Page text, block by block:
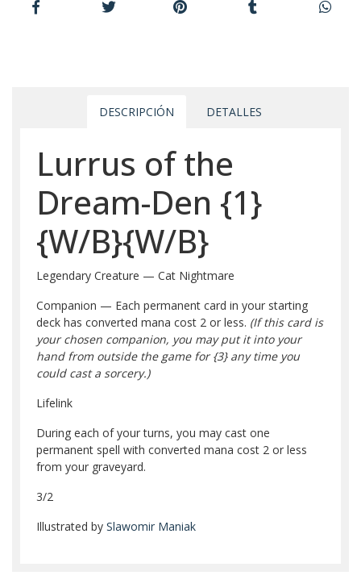
DESCRIPCIÓN DETALLES
Lurrus of the
Dream-Den {1}
{W/B}{W/B}
Legendary Creature — Cat Nightmare
Companion — Each permanent card in your starting
deck has converted mana cost 2 or less. (If this card is
your chosen companion, you may put it into your
hand from outside the game for{3}any time you
could cast a sorcery.)
Lifelink
During each of your turns, you may cast one
permanent spell with converted mana cost 2 or less
from your graveyard.
3/2
Illustrated by Slawomir Maniak